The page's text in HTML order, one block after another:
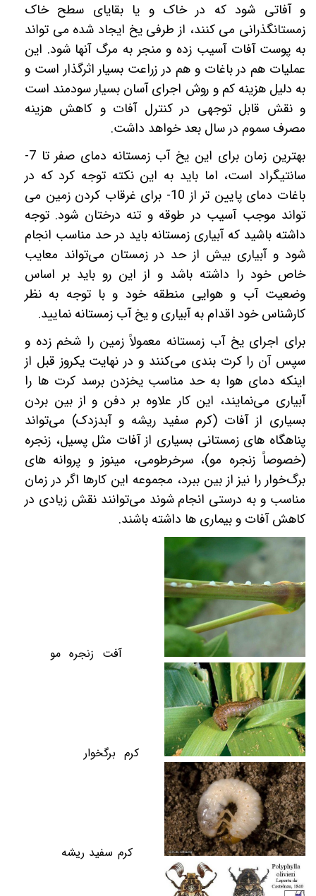
و آفاتی شود که در خاک و یا بقایای سطح خاک
زمستانگذرانی می کنند، از طرفی یخ ایجاد شده می تواند
به پوست آفات آسیب زده و منجر به مرگ آنها شود. این
عملیات هم در باغات و هم در زراعت بسیار اثرگذار است و
به دلیل هزینه کم و روش اجرای آسان بسیار سودمند است
و نقش قابل توجهی در کنترل آفات و کاهش هزینه
مصرف سموم در سال بعد خواهد داشت.
بهترین زمان برای این یخ آب زمستانه دمای صفر تا 7-
سانتیگراد است، اما باید به این نکته توجه کرد که در
باغات دمای پایین تر از 10- برای غرقاب کردن زمین می
تواند موجب آسیب در طوقه و تنه درختان شود. توجه
داشته باشید که آبیاری زمستانه باید در حد مناسب انجام
شود و آبیاری بیش از حد در زمستان می‌تواند معایب
خاص خود را داشته باشد و از این رو باید بر اساس
وضعیت آب و هوایی منطقه خود و با توجه به نظر
کارشناس خود اقدام به آبیاری و یخ آب زمستانه نمایید.
برای اجرای یخ آب زمستانه معمولاً زمین را شخم زده و
سپس آن را کرت بندی می‌کنند و در نهایت یکروز قبل از
اینکه دمای هوا به حد مناسب یخزدن برسد کرت ها را
آبیاری می‌نمایند، این کار علاوه بر دفن و از بین بردن
بسیاری از آفات (کرم سفید ریشه و آبدزدک) می‌تواند
پناهگاه های زمستانی بسیاری از آفات مثل پسیل، زنجره
(خصوصاً زنجره مو)، سرخرطومی، مینوز و پروانه های
برگ‌خوار را نیز از بین ببرد، مجموعه این کارها اگر در زمان
مناسب و به درستی انجام شوند می‌توانند نقش زیادی در
کاهش آفات و بیماری ها داشته باشند.
آفت زنجره مو
کرم برگخوار
کرم سفید ریشه